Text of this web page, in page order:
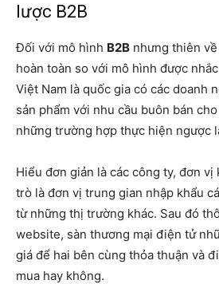
lược B2B
Đối với mô hình B2B nhưng thiên
hoàn toàn so với mô hình được
Việt Nam là quốc gia có các doanh
sản phẩm với nhu cầu buôn bán
những trường hợp thực hiện ngược
Hiểu đơn giản là các công ty, đơn
trò là đơn vị trung gian nhập khẩu
từ những thị trường khác. Sau đó
website, sàn thương mại điện tử
giá để hai bên cùng thỏa thuận và
mua hay không.